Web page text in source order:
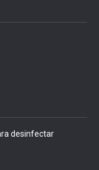
desinfectar